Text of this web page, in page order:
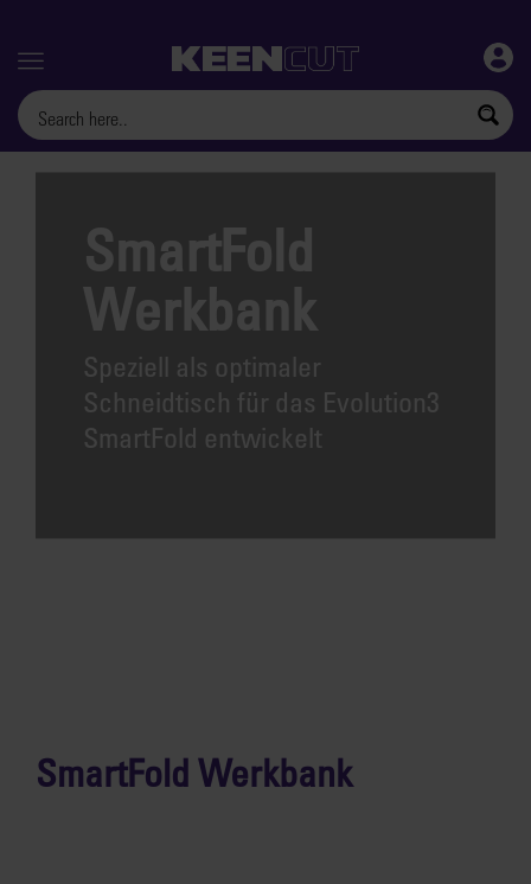
Menu
SmartFold
Werkbank
Speziell als optimaler
Schneidtisch für das Evolution3
SmartFold entwickelt
SmartFold Werkbank